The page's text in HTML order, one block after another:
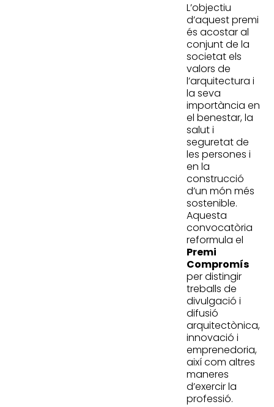
L’objectiu
d’aquest premi
és acostar al
conjunt de la
societat els
valors de
l’arquitectura i
la seva
importància en
el benestar, la
salut i
seguretat de
les persones i
en la
construcció
d’un món més
sostenible.
Aquesta
convocatòria
reformula el
Premi
Compromís
per distingir
treballs de
divulgació i
difusió
arquitectònica,
innovació i
emprenedoria,
així com altres
maneres
d’exercir la
professió.